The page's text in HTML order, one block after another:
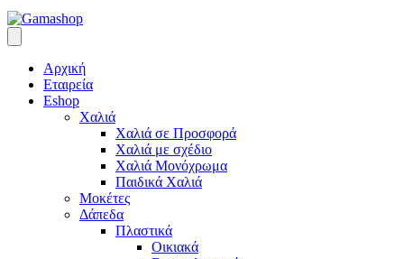
Αρχική
Εταιρεία
Eshop
Χαλιά
Χαλιά σε Προσφορά
Χαλιά με σχέδιο
Χαλιά Μονόχρωμα
Παιδικά Χαλιά
Μοκέτες
Δάπεδα
Πλαστικά
Οικιακά